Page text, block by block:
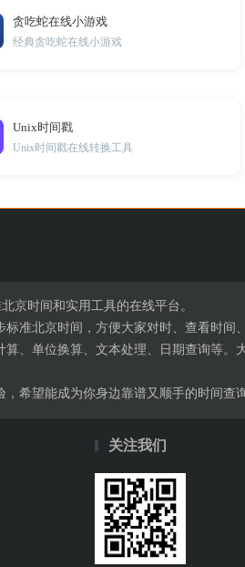
贪吃蛇在线小游戏
经典贪吃蛇在线小游戏
Unix时间戳
Unix时间戳在线转换工具
京时间和实用工具的在线平台。
准北京时间，方便大家对时、查看时间
、单位换算、文本处理、日期查询等
希望能成为你身边靠谱又顺手的时间查
关注我们